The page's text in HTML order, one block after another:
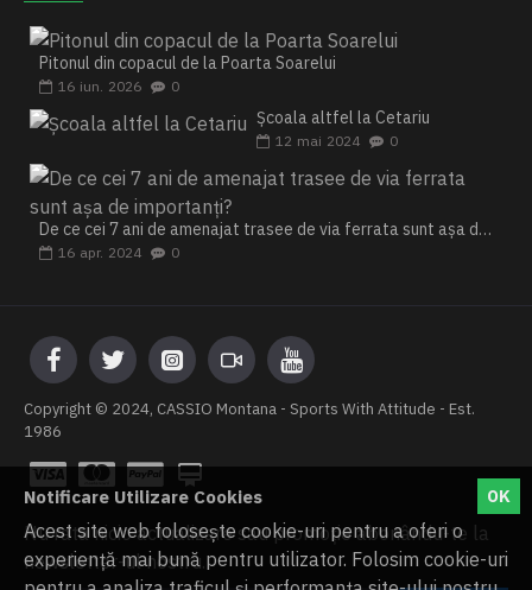
Pitonul din copacul de la Poarta Soarelui
16 iun. 2026 0
Școala altfel la Cetariu
12 mai 2024 0
De ce cei 7 ani de amenajat trasee de via ferrata sunt așa de importanți?
16 apr. 2024 0
Copyright © 2024, CASSIO Montana - Sports With Attitude - Est.
1986
Nu rata nicio actualizare sau promoție abonându-te la
newsletter-ul nostru.
OK
Notificare Utilizare Cookies
Acest site web folosește cookie-uri pentru a oferi o
experiență mai bună pentru utilizator. Folosim cookie-uri